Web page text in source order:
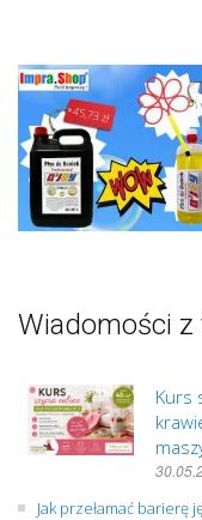
Wiadomości z
Kurs
Jak przełamać barierę